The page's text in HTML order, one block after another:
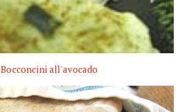
Bocconcini all'avocado